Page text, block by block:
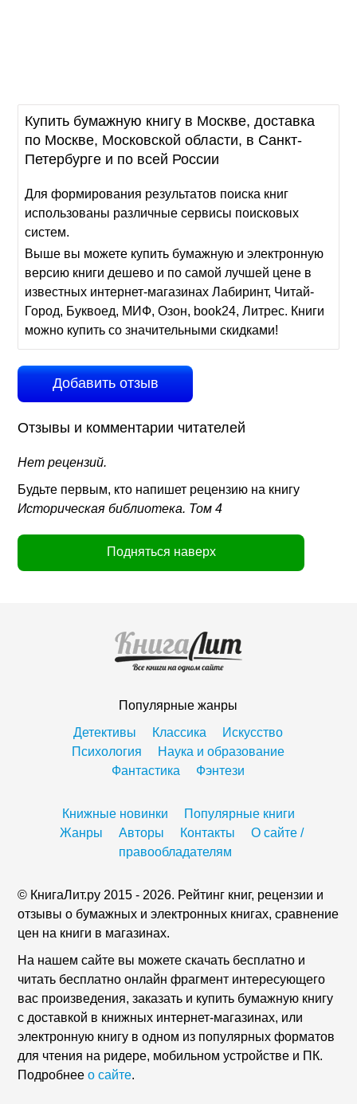
Купить бумажную книгу в Москве, доставка
по Москве, Московской области, в Санкт-
Петербурге и по всей России
Для формирования результатов поиска книг
использованы различные сервисы поисковых
систем.
Выше вы можете купить бумажную и электронную
версию книги дешево и по самой лучшей цене в
известных интернет-магазинах Лабиринт, Читай-
Город, Буквоед, МИФ, Озон, book24, Литрес. Книги
можно купить со значительными скидками!
Добавить отзыв
Отзывы и комментарии читателей
Нет рецензий.
Будьте первым, кто напишет рецензию на книгу
Историческая библиотека. Том 4
Подняться наверх
Популярные жанры
Детективы
Классика
Искусство
Психология
Наука и образование
Фантастика
Фэнтези
Книжные новинки
Популярные книги
Жанры
Авторы Контакты
О сайте /
правообладателям
© КнигаЛит.ру 2015 - 2026. Рейтинг книг, рецензии и
отзывы о бумажных и электронных книгах, сравнение
цен на книги в магазинах.
На нашем сайте вы можете скачать бесплатно и
читать бесплатно онлайн фрагмент интересующего
вас произведения, заказать и купить бумажную книгу
с доставкой в книжных интернет-магазинах, или
электронную книгу в одном из популярных форматов
для чтения на ридере, мобильном устройстве и ПК.
Подробнеео сайте.